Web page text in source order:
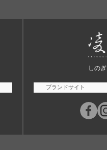
しのぎ
ブランドサイト